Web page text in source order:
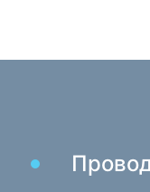
Электрические